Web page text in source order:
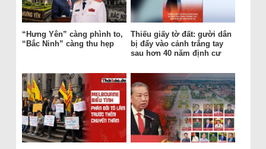
“Hưng Yên” càng phình to,
“Bắc Ninh” càng thu hẹp
Thiếu giấy tờ đất: gười dân
bị đẩy vào cảnh trắng tay
sau hơn 40 năm định cư